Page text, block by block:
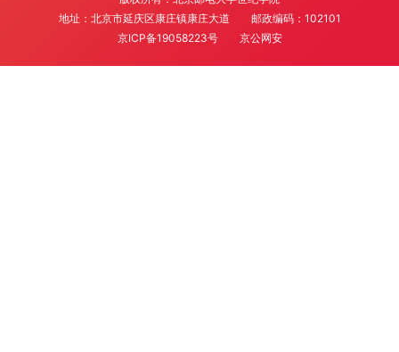
地址：北京市延庆区康庄镇康庄大道
邮政编码：102101
京ICP备19058223号
京公网安